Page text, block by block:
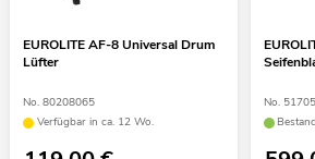
EUROLITE AF-8 Universal Drum
Lüfter
No. 80208065
Verfügbar in ca. 12 Wo.
No.